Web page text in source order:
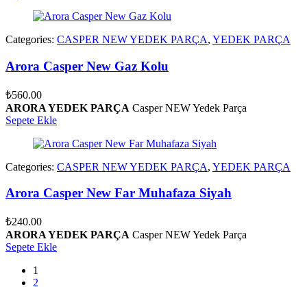
Categories: CASPER NEW YEDEK PARÇA, YEDEK PARÇA
Arora Casper New Gaz Kolu
₺560.00
ARORA YEDEK PARÇA Casper NEW Yedek Parça
Sepete Ekle
Categories: CASPER NEW YEDEK PARÇA, YEDEK PARÇA
Arora Casper New Far Muhafaza Siyah
₺240.00
ARORA YEDEK PARÇA Casper NEW Yedek Parça
Sepete Ekle
1
2